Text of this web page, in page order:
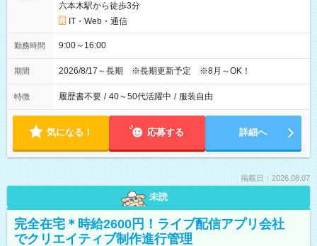
六本木駅から徒歩3分
IT・Web・通信
勤務時間 9:00～16:00
期間 2026/8/17～長期 ※長期更新予定 ※8月～OK！
特徴 履歴書不要 / 40～50代活躍中 / 服装自由
気になる！ 応募する 詳細へ
掲載日：2026.08.07
未読
完全在宅＊時給2600円！ライブ配信アプリ会社
でクリエイティブ制作進行管理